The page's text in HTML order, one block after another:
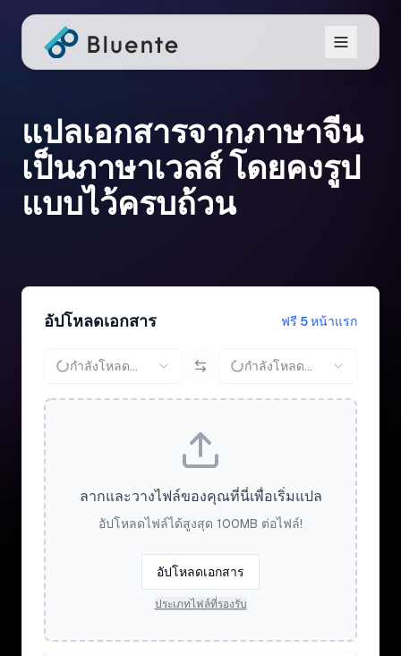
แปลเอกสารจากภาษาจีน
เป็นภาษาเวลส์ โดยคงรูป
แบบไว้ครบถ้วน
อัปโหลดเอกสาร ฟรี 5 หน้าแรก
กำลังโหลด... กำลังโหลด...
ลากและวางไฟล์ของคุณที่นี่เพื่อเริ่มแปล
อัปโหลดไฟล์ได้สูงสุด 100MB ต่อไฟล์!
อัปโหลดเอกสาร
ประเภทไฟล์ที่รองรับ